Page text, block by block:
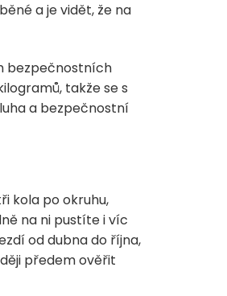
a je vidět, že na
bezpečnostních
takže se s
a bezpečnostní
kola po okruhu,
na ni pustíte i víc
od dubna do října,
předem ověřit